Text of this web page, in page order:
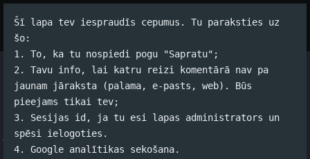
Šī lapa tev iespraudīs cepumus. Tu paraksties uz
šo:
1. To, ka tu nospiedi pogu "Sapratu";
2. Tavu info, lai katru reizi komentārā nav pa
jaunam jāraksta (palama, e-pasts, web). Būs
pieejams tikai tev;
3. Sesijas id, ja tu esi lapas administrators un
spēsi ielogoties.
4. Google analītikas sekošana.
Marija Ābeltiņa - Profesionālā
Izdegšana
Jānis Rubļevskis (koko) 13.06.2026. 13:37 /
komentāri